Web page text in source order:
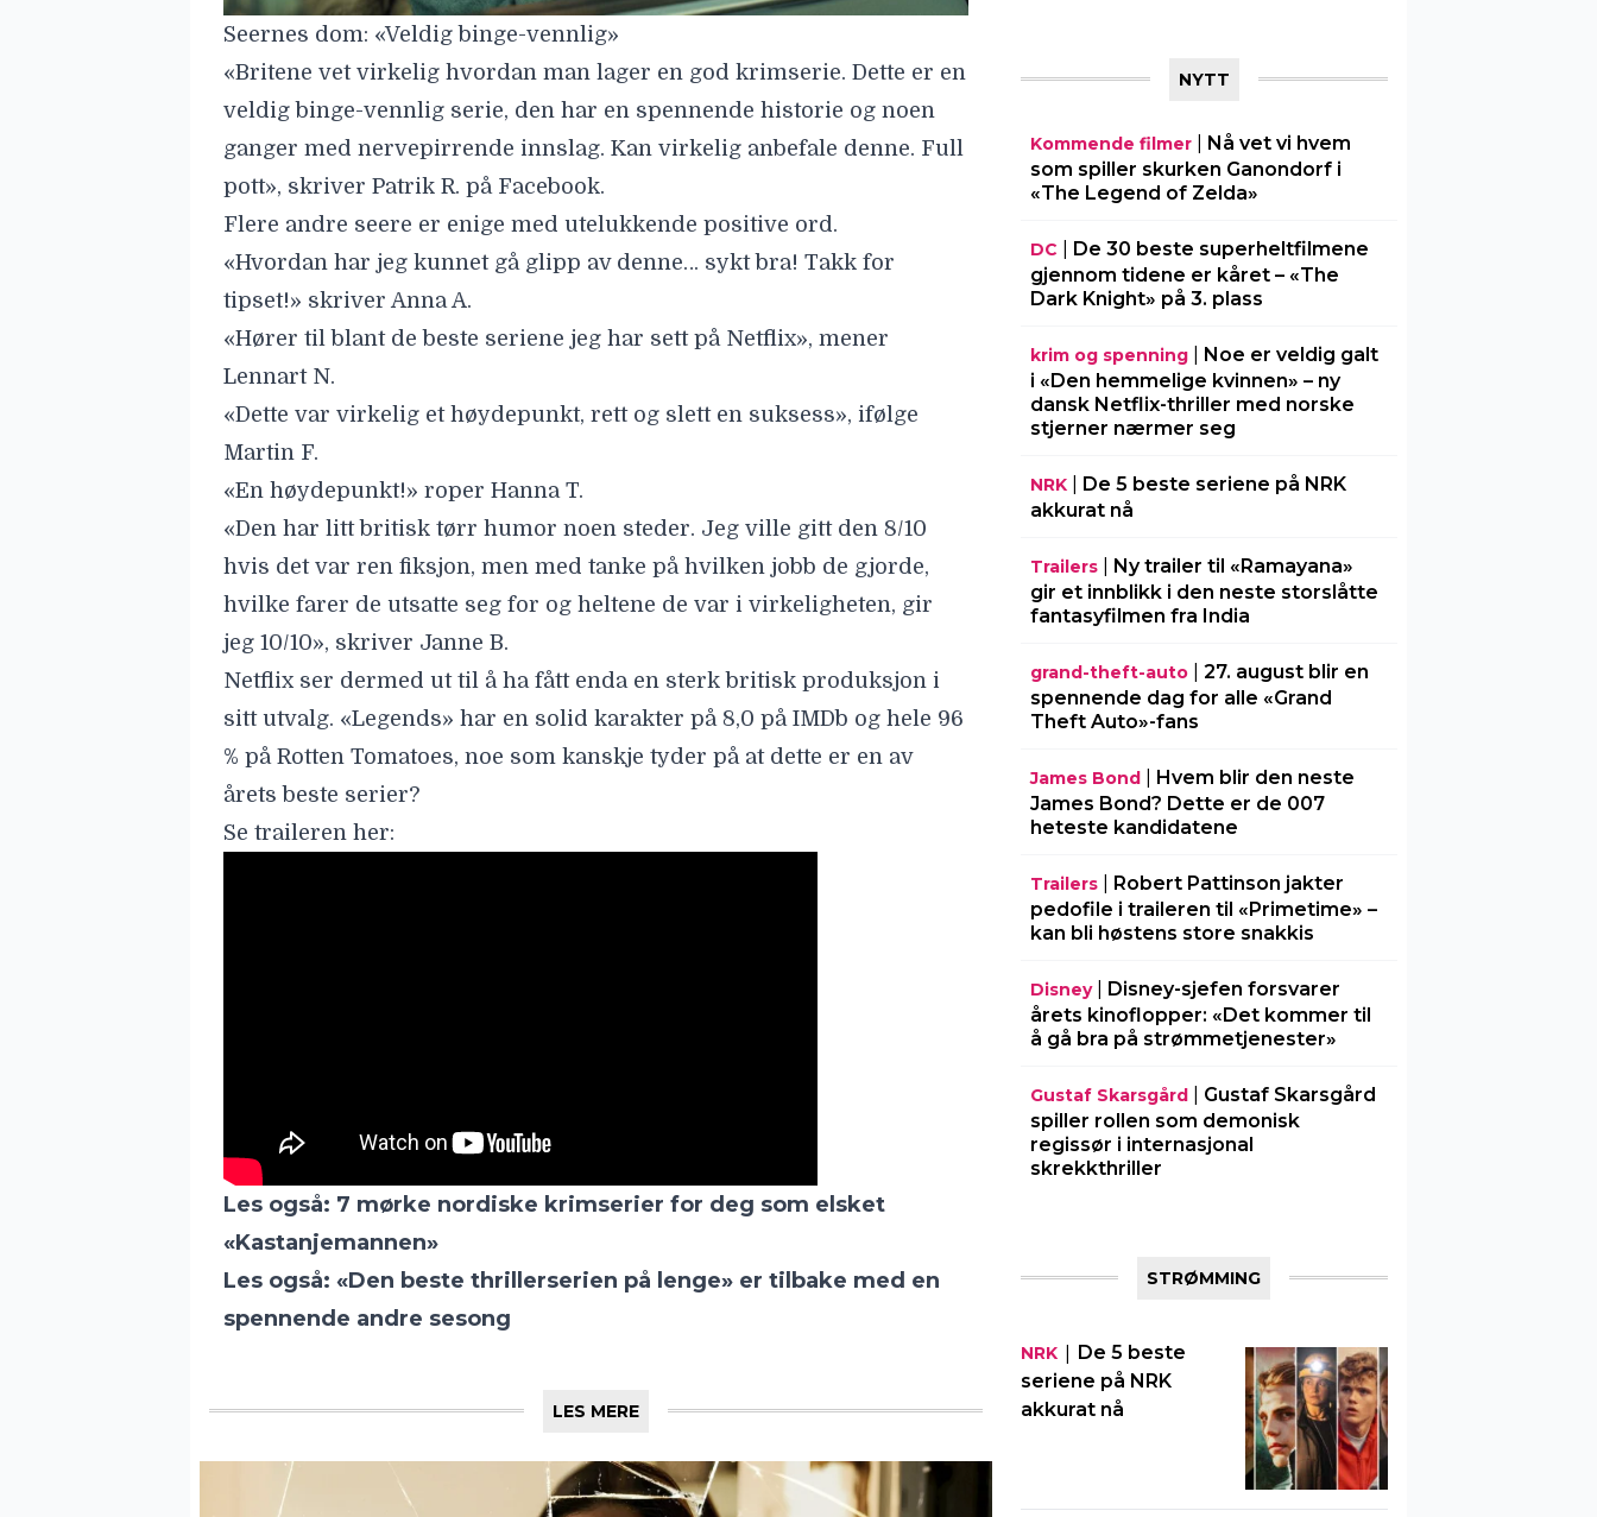
Seernes dom: «Veldig binge-vennlig»
«Britene vet virkelig hvordan man lager en god krimserie. Dette er en
veldig binge-vennlig serie, den har en spennende historie og noen
ganger med nervepirrende innslag. Kan virkelig anbefale denne. Full
pott», skriver Patrik R. på Facebook.
Flere andre seere er enige med utelukkende positive ord.
«Hvordan har jeg kunnet gå glipp av denne… sykt bra! Takk for
tipset!» skriver Anna A.
«Hører til blant de beste seriene jeg har sett på Netflix», mener
Lennart N.
«Dette var virkelig et høydepunkt, rett og slett en suksess», ifølge
Martin F.
«En høydepunkt!» roper Hanna T.
«Den har litt britisk tørr humor noen steder. Jeg ville gitt den 8/10
hvis det var ren fiksjon, men med tanke på hvilken jobb de gjorde,
hvilke farer de utsatte seg for og heltene de var i virkeligheten, gir
jeg 10/10», skriver Janne B.
Netflix ser dermed ut til å ha fått enda en sterk britisk produksjon i
sitt utvalg. «Legends» har en solid karakter på 8,0 på IMDb og hele 96
% på Rotten Tomatoes, noe som kanskje tyder på at dette er en av
årets beste serier?
Se traileren her:
Les også: 7 mørke nordiske krimserier for deg som elsket
«Kastanjemannen»
Les også: «Den beste thrillerserien på lenge» er tilbake med en
spennende andre sesong
LES MERE
NYTT
Kommende filmer| Nå vet vi hvem
som spiller skurken Ganondorf i
«The Legend of Zelda»
DC
De 30 beste superheltfilmene
gjennom tidene er kåret – «The
Dark Knight» på 3. plass
krim og spenning| Noe er veldig galt
i «Den hemmelige kvinnen» – ny
dansk Netflix-thriller med norske
stjerner nærmer seg
NRK| De 5 beste seriene på NRK
akkurat nå
Trailers| Ny trailer til «Ramayana»
gir et innblikk i den neste storslåtte
fantasyfilmen fra India
grand-theft-auto| 27. august blir en
spennende dag for alle «Grand
Theft Auto»-fans
James Bond| Hvem blir den neste
James Bond? Dette er de 007
heteste kandidatene
Trailers| Robert Pattinson jakter
pedofile i traileren til «Primetime» –
kan bli høstens store snakkis
Disney| Disney-sjefen forsvarer
årets kinoflopper: «Det kommer til
å gå bra på strømmetjenester»
Gustaf Skarsgård| Gustaf Skarsgård
spiller rollen som demonisk
regissør i internasjonal
skrekkthriller
STRØMMING
NRK| De 5 beste
seriene på NRK
akkurat nå